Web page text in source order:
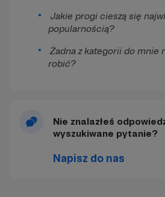
Jakie progi cieszą się
popularnością?
Żadna z kategorii do mnie
robić?
Nie znalazłeś
wyszukiwane pytanie?
Napisz do nas